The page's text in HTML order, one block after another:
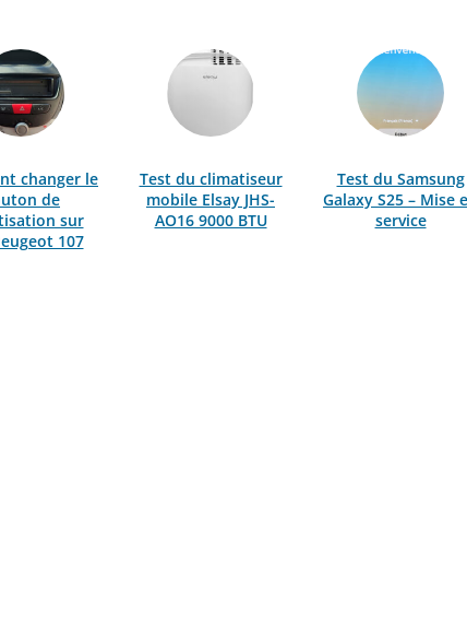
changer le
de
sur
107
Test du climatiseur
mobile Elsay JHS-
AO16 9000 BTU
Test du Samsung
Galaxy S25 – Mise
service